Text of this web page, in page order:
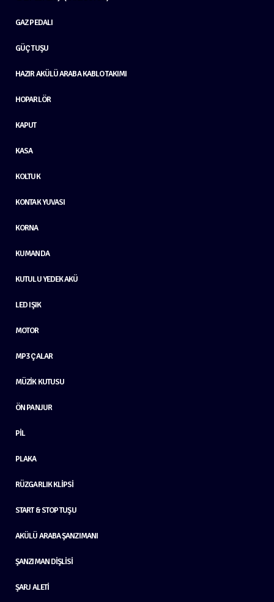
GAZ PEDALI
GÜÇ TUŞU
HAZIR AKÜLÜ ARABA KABLO TAKIMI
HOPARLÖR
KAPUT
KASA
KOLTUK
KONTAK YUVASI
KORNA
KUMANDA
KUTULU YEDEK AKÜ
LED IŞIK
MOTOR
MP3 ÇALAR
MÜZIK KUTUSU
ÖN PANJUR
PIL
PLAKA
RÜZGARLIK KLIPSI
START & STOP TUŞU
AKÜLÜ ARABA ŞANZIMANI
ŞANZIMAN DIŞLISI
ŞARJ ALETI